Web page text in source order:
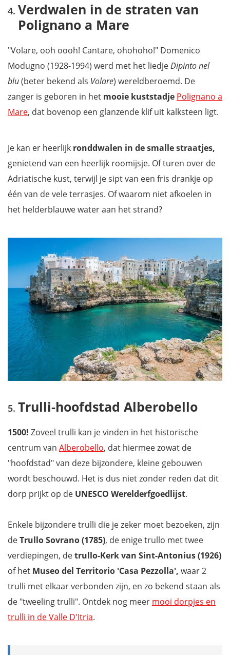
Verdwalen in de straten van
Polignano a Mare
"Volare, ooh oooh! Cantare, ohohoho!" Domenico
Modugno (1928-1994) werd met het liedjeDipinto nel
blu(beter bekend als Volare) wereldberoemd. De
zanger is geboren in het mooie kuststadje Polignano a
Mare, dat bovenop een glanzende klif uit kalksteen ligt.
Je kan er heerlijk ronddwalen in de smalle straatjes,
genietend van een heerlijk roomijsje. Of turen over de
Adriatische kust, terwijl je sipt van een fris drankje op
één van de vele terrasjes. Of waarom niet afkoelen in
het helderblauwe water aan het strand?
Trulli-hoofdstad Alberobello
1500! Zoveel trulli kan je vinden in het historische
centrum van Alberobello, dat hiermee zowat de
"hoofdstad" van deze bijzondere, kleine gebouwen
wordt beschouwd. Het is dus niet zonder reden dat dit
dorp prijkt op de UNESCO Werelderfgoedlijst.
Enkele bijzondere trulli die je zeker moet bezoeken, zijn
deTrullo Sovrano (1785), de enige trullo met twee
verdiepingen, detrullo-Kerk van Sint-Antonius (1926)
of het Museo del Territorio 'Casa Pezzolla', waar 2
trulli met elkaar verbonden zijn, en zo bekend staan als
de "tweeling trulli". Ontdek nog meer mooi dorpjes en
trulli in de Valle D'Itria.